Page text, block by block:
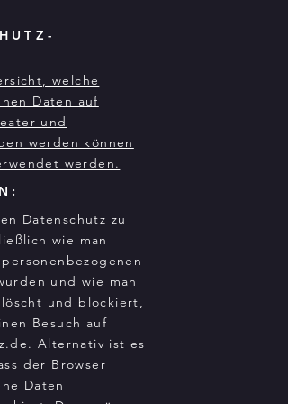
welche
Daten auf
und
werden können
werden.
Datenschutz zu
wie man
und wie man
und blockiert,
Besuch auf
. Alternativ ist es
der Browser
Daten